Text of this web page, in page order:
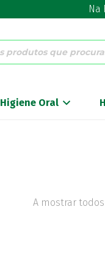
Na
Higiene Oral
A mostrar